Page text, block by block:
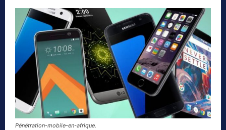
Pénétration-mobile-en-afrique.